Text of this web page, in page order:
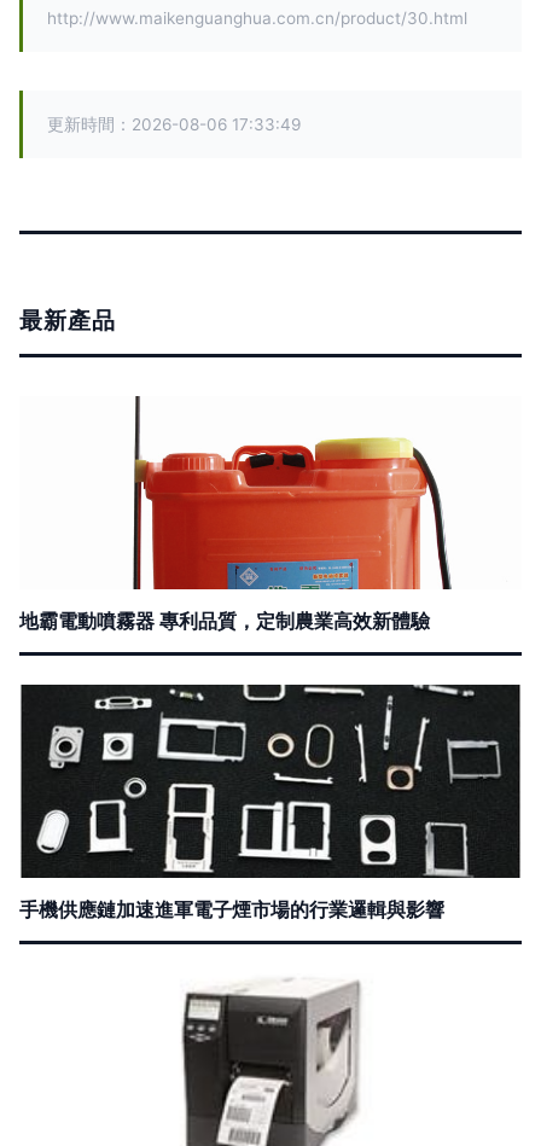
http://www.maikenguanghua.com.cn/product/30.html
更新時間：2026-08-06 17:33:49
最新產品
地霸電動噴霧器 專利品質，定制農業高效新體驗
手機供應鏈加速進軍電子煙市場的行業邏輯與影響